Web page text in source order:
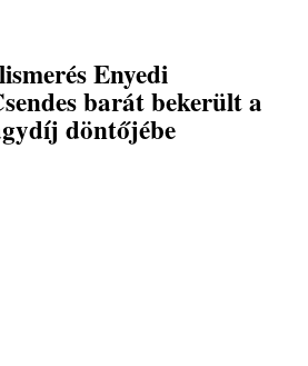
Enyedi
barát bekerült a
döntőjébe